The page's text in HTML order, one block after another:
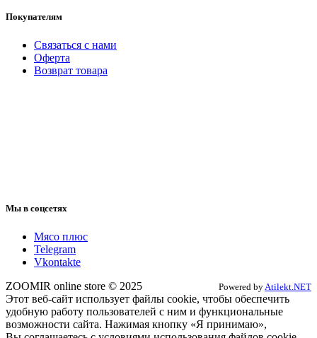
Покупателям
Связаться с нами
Оферта
Возврат товара
Мы в соцсетях
Мясо плюс
Telegram
Vkontakte
ZOOMIR online store © 2025
Powered by Atilekt.NET
Этот веб-сайт использует файлы cookie, чтобы обеспечить
удобную работу пользователей с ним и функциональные
возможности сайта. Нажимая кнопку «Я принимаю»,